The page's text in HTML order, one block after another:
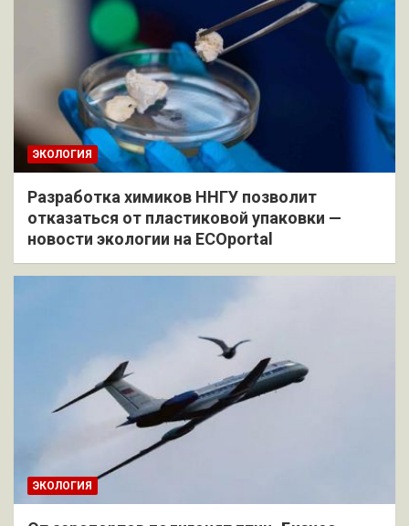
ЭКОЛОГИЯ
Разработка химиков ННГУ позволит
отказаться от пластиковой упаковки —
новости экологии на ECOportal
ЭКОЛОГИЯ